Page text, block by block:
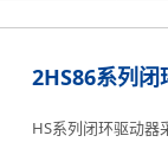
2HS86系列闭
HS系列闭环驱动器